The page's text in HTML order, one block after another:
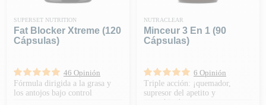
SUPERSET NUTRITION
Fat Blocker Xtreme (120
Cápsulas)
46 Opinión
Fórmula dirigida a la grasa y
los antojos bajo control
NUTRACLEAR
Minceur 3 En 1 (90
Cápsulas)
6 Opinión
Triple acción: ¡quemador,
supresor del apetito y
energético!